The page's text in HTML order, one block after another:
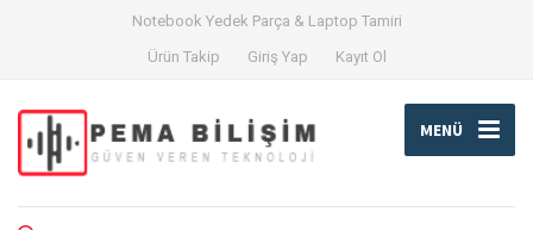
Notebook Yedek Parça & Laptop Tamiri
Ürün Takip
Giriş Yap Kayıt Ol
MENÜ